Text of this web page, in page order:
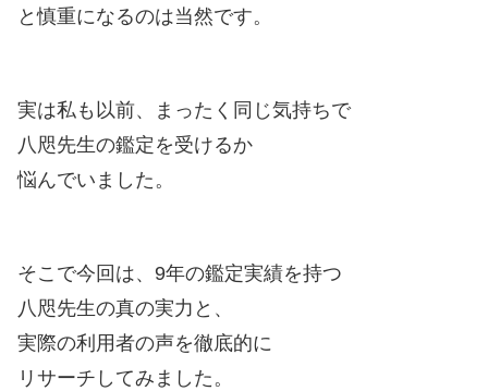
と慎重になるのは当然です。
実は私も以前、まったく同じ気持ちで
八咫先生の鑑定を受けるか
悩んでいました。
そこで今回は、9年の鑑定実績を持つ
八咫先生の真の実力と、
実際の利用者の声を徹底的に
リサーチしてみました。